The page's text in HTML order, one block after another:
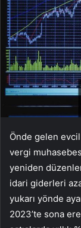
Önde gelen
vergi
yeniden
idari giderleri
yukarı yönde
2023’te sona